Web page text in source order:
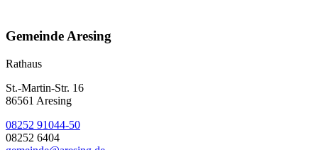
Gemeinde Aresing
Rathaus
St.-Martin-Str. 16
86561 Aresing
08252 91044-50
08252 6404